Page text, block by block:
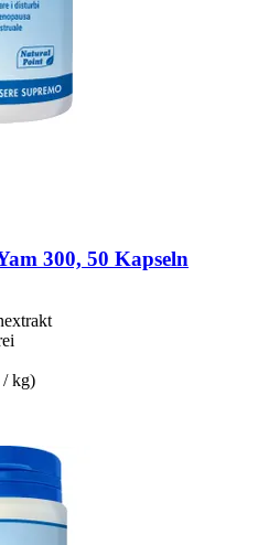
300, 50 Kapseln
/ kg)